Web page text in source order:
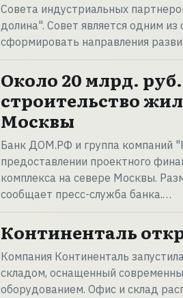
Совета индустриальных
долина". Совет является одним
сформировать направления
Около 20 млрд.
строительство
Москвы
Банк ДОМ.РФ и группа компаний
предоставлении проектного
комплекса на севере Москвы.
сообщает пресс-служба банка.…
Континенталь
Компания Континенталь
складом, оснащенный
оборудованием. Офис и склад